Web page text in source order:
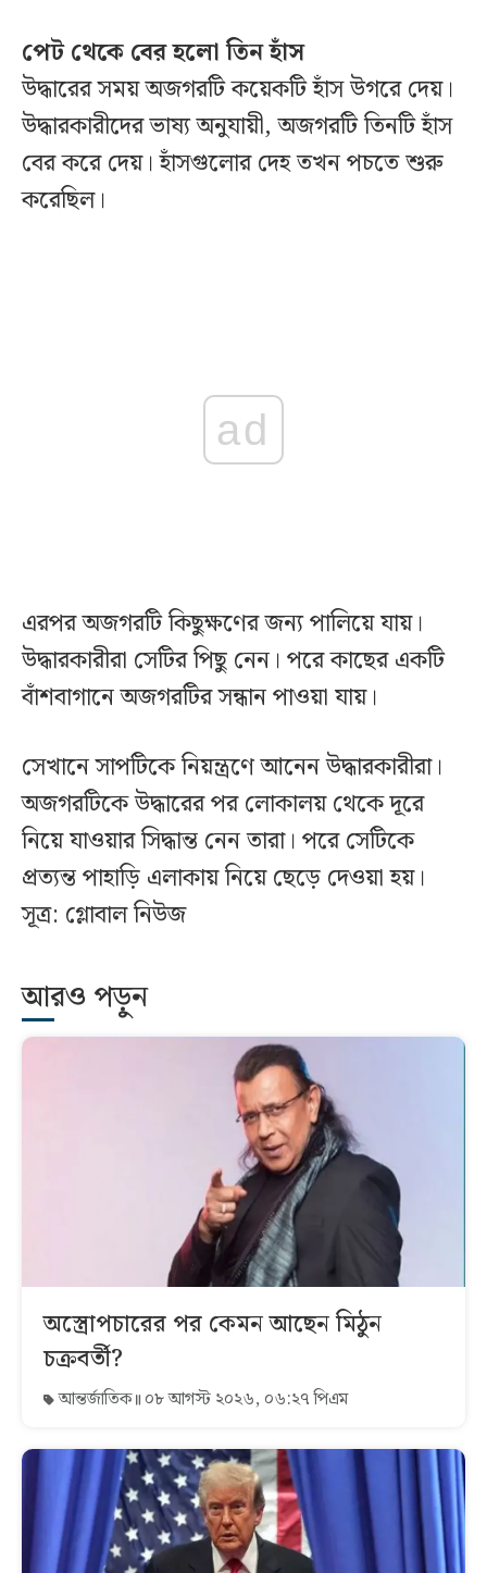
পেট থেকে বের হলো তিন হাঁস
উদ্ধারের সময় অজগরটি কয়েকটি হাঁস উগরে দেয়।
উদ্ধারকারীদের ভাষ্য অনুযায়ী, অজগরটি তিনটি হাঁস
বের করে দেয়। হাঁসগুলোর দেহ তখন পচতে শুরু
করেছিল।
ad
এরপর অজগরটি কিছুক্ষণের জন্য পালিয়ে যায়।
উদ্ধারকারীরা সেটির পিছু নেন। পরে কাছের একটি
বাঁশবাগানে অজগরটির সন্ধান পাওয়া যায়।
সেখানে সাপটিকে নিয়ন্ত্রণে আনেন উদ্ধারকারীরা।
অজগরটিকে উদ্ধারের পর লোকালয় থেকে দূরে
নিয়ে যাওয়ার সিদ্ধান্ত নেন তারা। পরে সেটিকে
প্রত্যন্ত পাহাড়ি এলাকায় নিয়ে ছেড়ে দেওয়া হয়।
সূত্র: গ্লোবাল নিউজ
আরও পড়ুন
অস্ত্রোপচারের পর কেমন আছেন মিঠুন
চক্রবর্তী?
আন্তর্জাতিক ০৮ আগস্ট ২০২৬, ০৬:২৭ পিএম